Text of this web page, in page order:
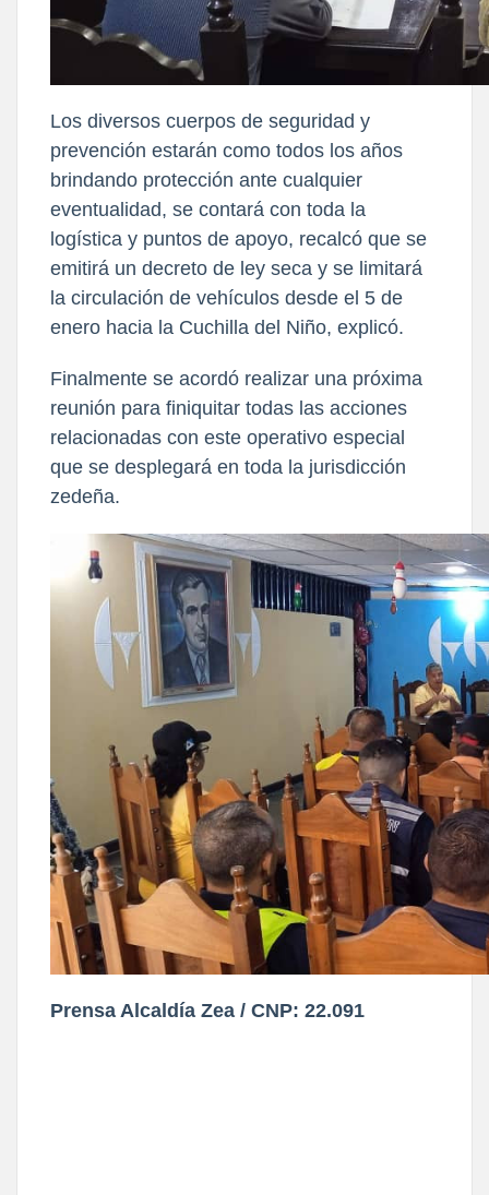
Los diversos cuerpos de seguridad y
prevención estarán como todos los años
brindando protección ante cualquier
eventualidad, se contará con toda la
logística y puntos de apoyo, recalcó que se
emitirá un decreto de ley seca y se limitará
la circulación de vehículos desde el 5 de
enero hacia la Cuchilla del Niño, explicó.
Finalmente se acordó realizar una próxima
reunión para finiquitar todas las acciones
relacionadas con este operativo especial
que se desplegará en toda la jurisdicción
zedeña.
Prensa Alcaldía Zea / CNP: 22.091